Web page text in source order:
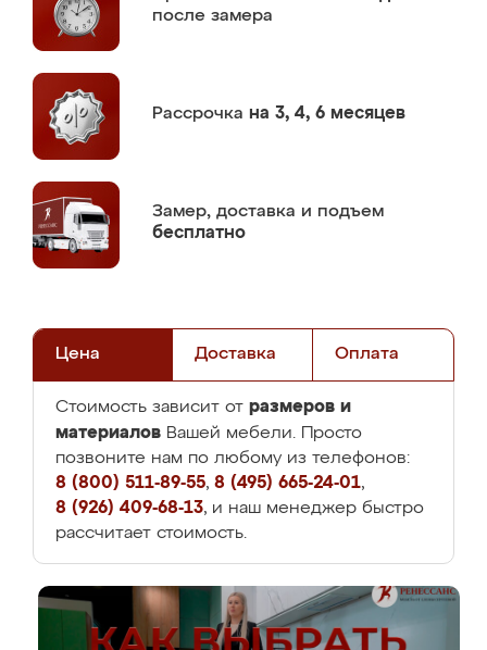
после замера
Рассрочка на 3, 4, 6 месяцев
Замер, доставка и подъем
бесплатно
Цена Доставка Оплата
Стоимость зависит от размеров и
материалов Вашей мебели. Просто
позвоните нам по любому из телефонов:
8 (800) 511-89-55, 8 (495) 665-24-01,
8 (926) 409-68-13, и наш менеджер быстро
рассчитает стоимость.